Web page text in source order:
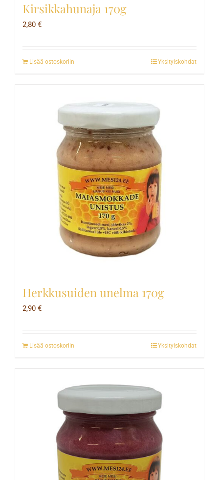
Kirsikkahunaja 170g
2,80 €
Lisää ostoskoriin Yksityiskohdat
Herkkusuiden unelma 170g
2,90 €
Lisää ostoskoriin Yksityiskohdat